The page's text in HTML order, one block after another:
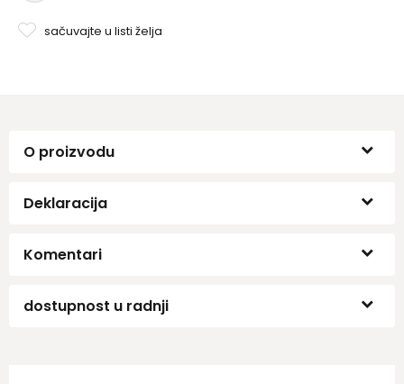
priveskom.
sačuvajte u listi želja
O proizvodu
Deklaracija
Komentari
dostupnost u radnji